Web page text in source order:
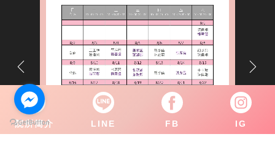
院所簡介 LINE FB IG